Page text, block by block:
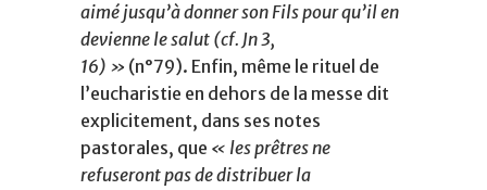
aimé jusqu’à donner son Fils pour qu’il en
devienne le salut (cf. Jn 3,
16) » (n°79). Enfin, même le rituel de
l’eucharistie en dehors de la messe dit
explicitement, dans ses notes
pastorales, que « les prêtres ne
refuseront pas de distribuer la